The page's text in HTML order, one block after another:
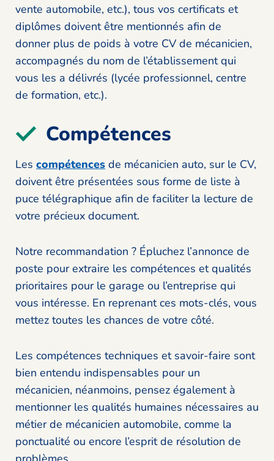
vente automobile, etc.), tous vos certificats et
diplômes doivent être mentionnés afin de
donner plus de poids à votre CV de mécanicien,
accompagnés du nom de l’établissement qui
vous les a délivrés (lycée professionnel, centre
de formation, etc.).
Compétences
Les compétences de mécanicien auto, sur le CV,
doivent être présentées sous forme de liste à
puce télégraphique afin de faciliter la lecture de
votre précieux document.
Notre recommandation ? Épluchez l’annonce de
poste pour extraire les compétences et qualités
prioritaires pour le garage ou l’entreprise qui
vous intéresse. En reprenant ces mots-clés, vous
mettez toutes les chances de votre côté.
Les compétences techniques et savoir-faire sont
bien entendu indispensables pour un
mécanicien, néanmoins, pensez également à
mentionner les qualités humaines nécessaires au
métier de mécanicien automobile, comme la
ponctualité ou encore l’esprit de résolution de